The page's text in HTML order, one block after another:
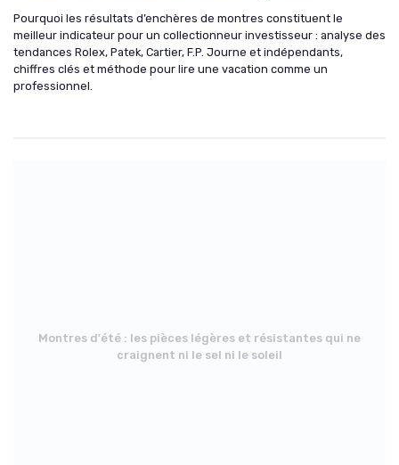
Pourquoi les résultats d’enchères de montres constituent le
meilleur indicateur pour un collectionneur investisseur : analyse des
tendances Rolex, Patek, Cartier, F.P. Journe et indépendants,
chiffres clés et méthode pour lire une vacation comme un
professionnel.
Montres d'été : les pièces légères et résistantes qui ne
craignent ni le sel ni le soleil